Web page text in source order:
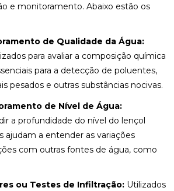
e monitoramento. Abaixo estão os
de Qualidade da Água:
para avaliar a composição química
para a detecção de poluentes,
pesados e outras substâncias nocivas.
de Nível de Água:
a profundidade do nível do lençol
ajudam a entender as variações
com outras fontes de água, como
ou Testes de Infiltração:Utilizados